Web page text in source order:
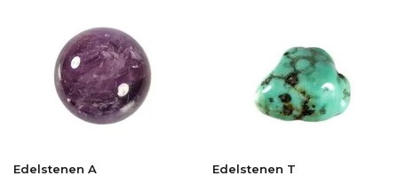
Edelstenen A Edelstenen T